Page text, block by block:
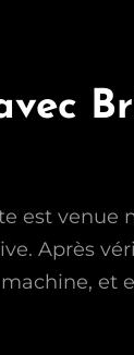
est venue
Après
et